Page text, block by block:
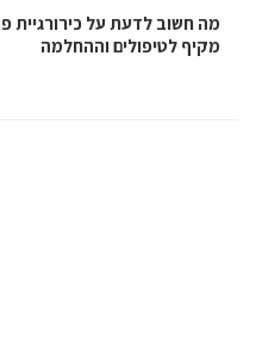
מה חשוב לדעת על כירורגיית
מקיף לטיפולים וההחלמה